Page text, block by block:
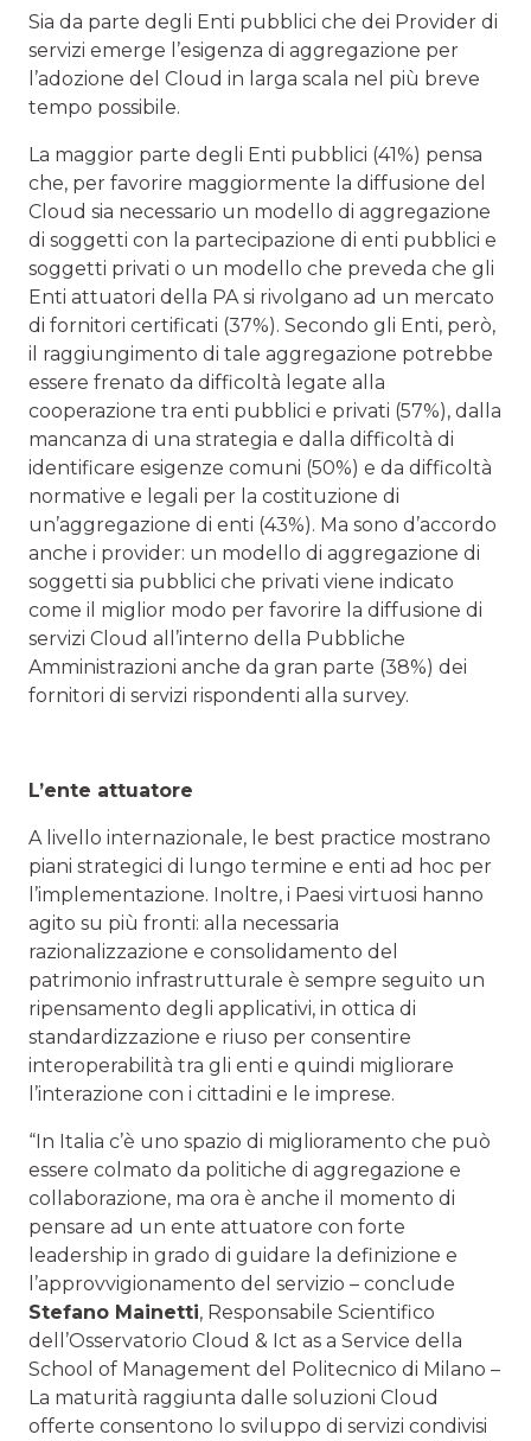
Sia da parte degli Enti pubblici che dei Provider di
servizi emerge l’esigenza di aggregazione per
l’adozione del Cloud in larga scala nel più breve
tempo possibile.
La maggior parte degli Enti pubblici (41%) pensa
che, per favorire maggiormente la diffusione del
Cloud sia necessario un modello di aggregazione
di soggetti con la partecipazione di enti pubblici e
soggetti privati o un modello che preveda che gli
Enti attuatori della PA si rivolgano ad un mercato
di fornitori certificati (37%). Secondo gli Enti, però,
il raggiungimento di tale aggregazione potrebbe
essere frenato da difficoltà legate alla
cooperazione tra enti pubblici e privati (57%), dalla
mancanza di una strategia e dalla difficoltà di
identificare esigenze comuni (50%) e da difficoltà
normative e legali per la costituzione di
un’aggregazione di enti (43%). Ma sono d’accordo
anche i provider: un modello di aggregazione di
soggetti sia pubblici che privati viene indicato
come il miglior modo per favorire la diffusione di
servizi Cloud all’interno della Pubbliche
Amministrazioni anche da gran parte (38%) dei
fornitori di servizi rispondenti alla survey.
L’ente attuatore
A livello internazionale, le best practice mostrano
piani strategici di lungo termine e enti ad hoc per
l’implementazione. Inoltre, i Paesi virtuosi hanno
agito su più fronti: alla necessaria
razionalizzazione e consolidamento del
patrimonio infrastrutturale è sempre seguito un
ripensamento degli applicativi, in ottica di
standardizzazione e riuso per consentire
interoperabilità tra gli enti e quindi migliorare
l’interazione con i cittadini e le imprese.
“In Italia c’è uno spazio di miglioramento che può
essere colmato da politiche di aggregazione e
collaborazione, ma ora è anche il momento di
pensare ad un ente attuatore con forte
leadership in grado di guidare la definizione e
l’approvvigionamento del servizio – conclude
Stefano Mainetti, Responsabile Scientifico
dell’Osservatorio Cloud & Ict as a Service della
School of Management del Politecnico di Milano –
La maturità raggiunta dalle soluzioni Cloud
offerte consentono lo sviluppo di servizi condivisi